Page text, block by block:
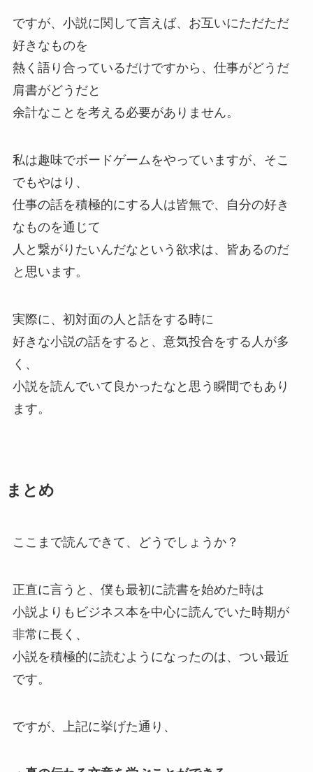
ですが、小説に関して言えば、お互いにただただ
好きなものを
熱く語り合っているだけですから、仕事がどうだ
肩書がどうだと
余計なことを考える必要がありません。
私は趣味でボードゲームをやっていますが、そこ
でもやはり、
仕事の話を積極的にする人は皆無で、自分の好き
なものを通じて
人と繋がりたいんだなという欲求は、皆あるのだ
と思います。
実際に、初対面の人と話をする時に
好きな小説の話をすると、意気投合をする人が多
く、
小説を読んでいて良かったなと思う瞬間でもあり
ます。
まとめ
ここまで読んできて、どうでしょうか？
正直に言うと、僕も最初に読書を始めた時は
小説よりもビジネス本を中心に読んでいた時期が
非常に長く、
小説を積極的に読むようになったのは、つい最近
です。
ですが、上記に挙げた通り、